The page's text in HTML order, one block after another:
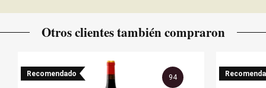
Otros clientes también compraron
Recomendado 94